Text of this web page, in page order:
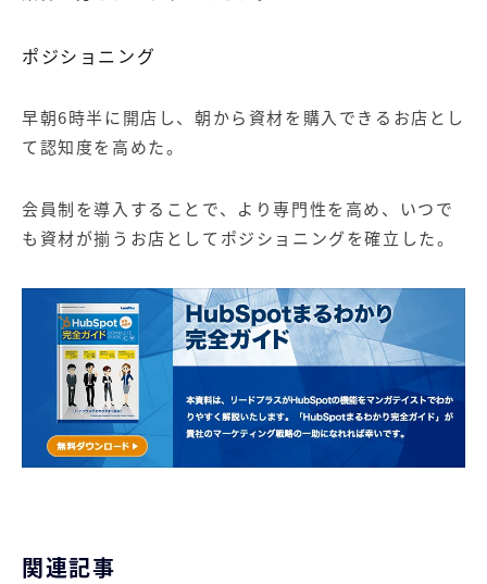
ポジショニング
早朝6時半に開店し、朝から資材を購入できるお店とし
て認知度を高めた。
会員制を導入することで、より専門性を高め、いつで
も資材が揃うお店としてポジショニングを確立した。
関連記事